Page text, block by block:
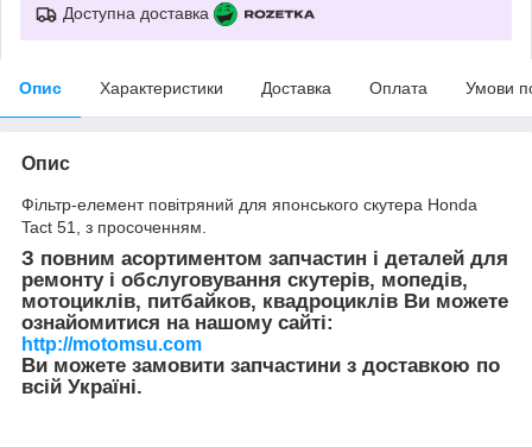
Доступна доставка
Опис Характеристики Доставка Оплата Умови
Опис
Фільтр-елемент повітряний для японського скутера Honda
Tact 51, з просоченням.
З повним асортиментом запчастин і деталей для
ремонту і обслуговування скутерів, мопедів,
мотоциклів, питбайков, квадроциклів Ви можете
ознайомитися на нашому сайті:
http://motomsu.com
Ви можете замовити запчастини з доставкою по
всій Україні.